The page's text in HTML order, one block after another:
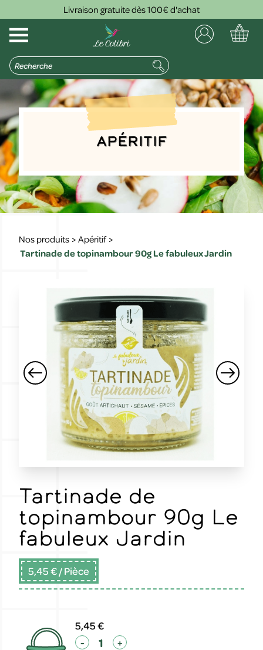
Livraison gratuite dès 100€ d'achat
Apéritif
Nos produits > Apéritif >
Tartinade de topinambour 90g Le fabuleux Jardin
Tartinade de
topinambour 90g Le
fabuleux Jardin
5,45 €/ Pièce
5,45 €
- +